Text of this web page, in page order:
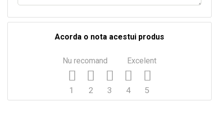
Acorda o nota acestui produs
Nu recomand Excelent
5
4
3
2
1